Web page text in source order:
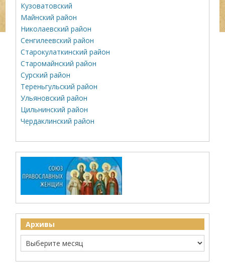
Кузоватовский
Майнский район
Николаевский район
Сенгилеевский район
Старокулаткинский район
Старомайнский район
Сурский район
Тереньгульский район
Ульяновский район
Цильнинский район
Чердаклинский район
Архивы